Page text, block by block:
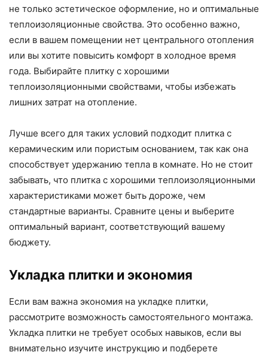
не только эстетическое оформление, но и оптимальные
теплоизоляционные свойства. Это особенно важно,
если в вашем помещении нет центрального отопления
или вы хотите повысить комфорт в холодное время
года. Выбирайте плитку с хорошими
теплоизоляционными свойствами, чтобы избежать
лишних затрат на отопление.
Лучше всего для таких условий подходит плитка с
керамическим или пористым основанием, так как она
способствует удержанию тепла в комнате. Но не стоит
забывать, что плитка с хорошими теплоизоляционными
характеристиками может быть дороже, чем
стандартные варианты. Сравните цены и выберите
оптимальный вариант, соответствующий вашему
бюджету.
Укладка плитки и экономия
Если вам важна экономия на укладке плитки,
рассмотрите возможность самостоятельного монтажа.
Укладка плитки не требует особых навыков, если вы
внимательно изучите инструкцию и подберете